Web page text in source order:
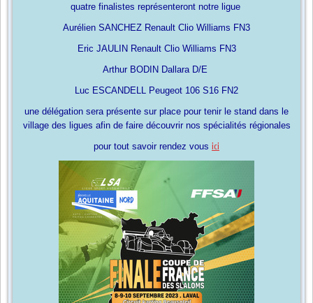
quatre finalistes représenteront notre ligue
Aurélien SANCHEZ Renault Clio Williams FN3
Eric JAULIN Renault Clio Williams FN3
Arthur BODIN Dallara D/E
Luc ESCANDELL Peugeot 106 S16 FN2
une délégation sera présente sur place pour tenir le stand dans le
village des ligues afin de faire découvrir nos spécialités régionales
pour tout savoir rendez vous ici